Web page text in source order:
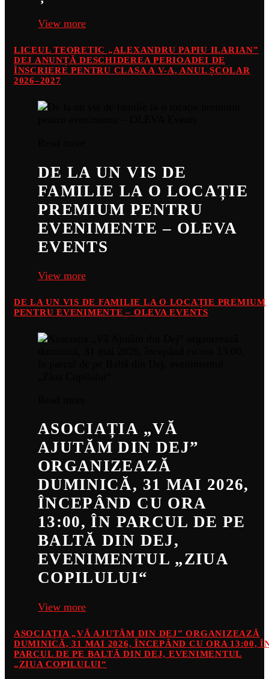
View more
LICEUL TEORETIC „ALEXANDRU PAPIU ILARIAN”
DEJ ANUNȚĂ DESCHIDEREA PERIOADEI DE
ÎNSCRIERE PENTRU CLASA A V-A, ANUL ȘCOLAR
2026–2027
DE LA UN VIS DE
FAMILIE LA O LOCAȚIE
PREMIUM PENTRU
EVENIMENTE – OLEVA
EVENTS
View more
DE LA UN VIS DE FAMILIE LA O LOCAȚIE PREMIUM
PENTRU EVENIMENTE – OLEVA EVENTS
ASOCIAȚIA „VĂ
AJUTĂM DIN DEJ”
ORGANIZEAZĂ
DUMINICĂ, 31 MAI 2026,
ÎNCEPÂND CU ORA
13:00, ÎN PARCUL DE PE
BALTĂ DIN DEJ,
EVENIMENTUL „ZIUA
COPILULUI“
View more
ASOCIAȚIA „VĂ AJUTĂM DIN DEJ” ORGANIZEAZĂ
DUMINICĂ, 31 MAI 2026, ÎNCEPÂND CU ORA 13:00,
PARCUL DE PE BALTĂ DIN DEJ, EVENIMENTUL
„ZIUA COPILULUI“